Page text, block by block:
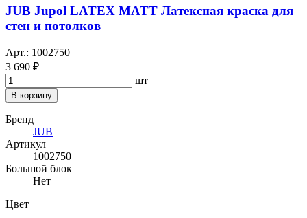
JUB Jupol LATEX MATT Латексная краска для
стен и потолков
Арт.: 1002750
3 690 ₽
шт
В корзину
Бренд
JUB
Артикул
1002750
Большой блок
Нет
Цвет